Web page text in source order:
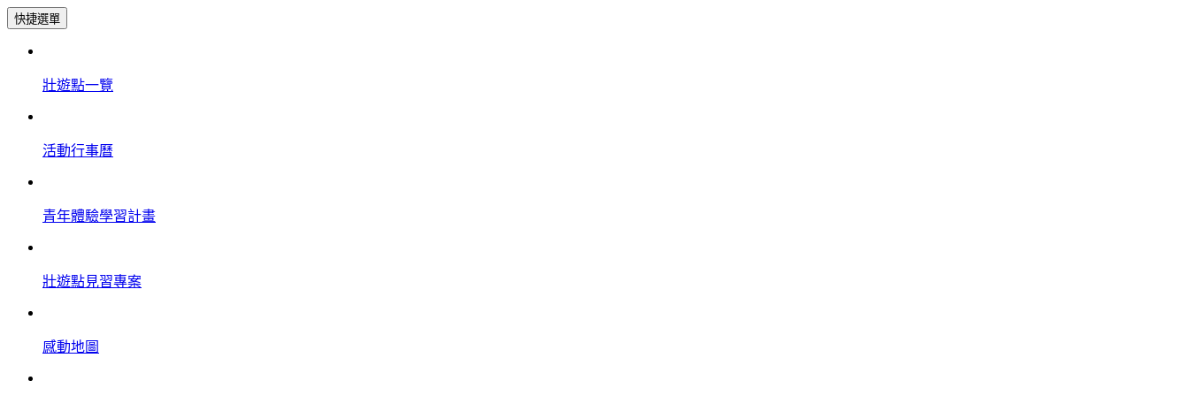
快捷選單
壯遊點一覽
活動行事曆
青年體驗學習計畫
壯遊點見習專案
感動地圖